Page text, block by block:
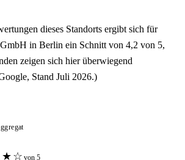
dieses Standorts ergibt sich für
in Berlin ein Schnitt von 4,2 von 5,
zeigen sich hier überwiegend
Stand Juli 2026.)
★ ☆ von 5